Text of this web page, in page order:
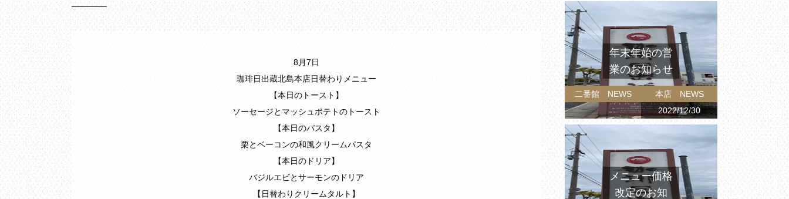
8月7日
珈琲日出蔵北島本店日替わりメニュー
【本日のトースト】
ソーセージとマッシュポテトのトースト
【本日のパスタ】
栗とベーコンの和風クリームパスタ
【本日のドリア】
バジルエビとサーモンのドリア
【日替わりクリームタルト】
二番館 NEWS
本店 NEWS
2022/12/30
年末年始の営
業のお知らせ
メニュー価格
改定のお知